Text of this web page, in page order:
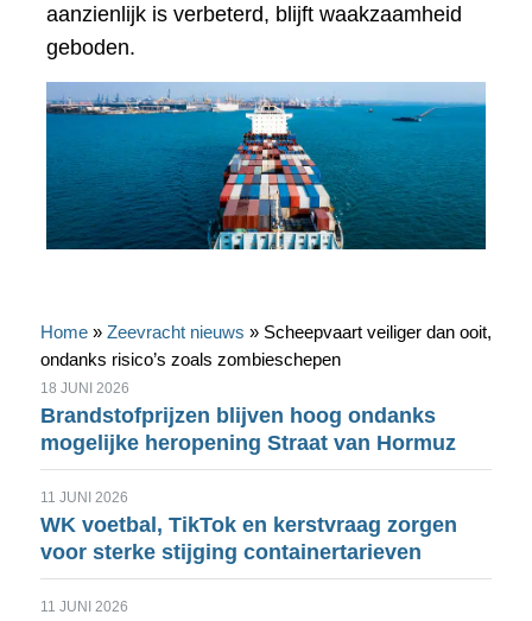
aanzienlijk is verbeterd, blijft waakzaamheid
geboden.
Home» Zeevracht nieuws » Scheepvaart veiliger dan ooit,
ondanks risico’s zoals zombieschepen
18 JUNI 2026
Brandstofprijzen blijven hoog ondanks
mogelijke heropening Straat van Hormuz
11 JUNI 2026
WK voetbal, TikTok en kerstvraag zorgen
voor sterke stijging containertarieven
11 JUNI 2026